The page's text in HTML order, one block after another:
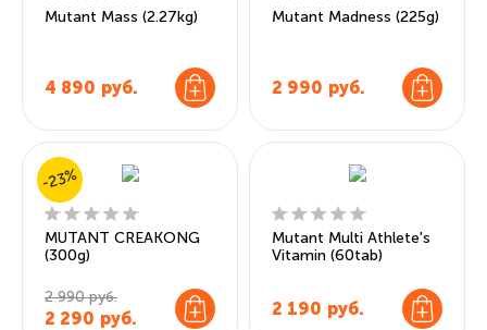
Mutant Mass (2.27kg)
4 890 руб.
Mutant Madness (225g)
2 990 руб.
MUTANT CREAKONG
(300g)
2 990 руб.
2 290 руб.
-23%
Mutant Multi Athlete's
Vitamin (60tab)
2 190 руб.